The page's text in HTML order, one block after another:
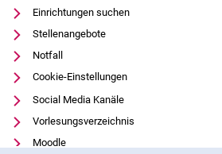
Einrichtungen suchen
Stellenangebote
Notfall
Cookie-Einstellungen
Social Media Kanäle
Vorlesungsverzeichnis
Moodle